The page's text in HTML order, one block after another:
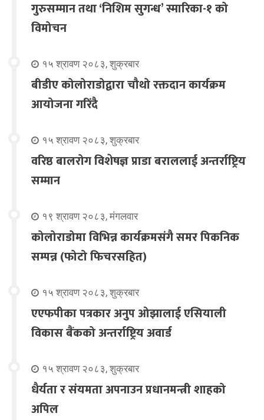
गुरुसम्मान तथा ‘निशिम सुगन्ध’ स्मारिका-१ को
विमोचन
१५ श्रावण २०८३, शुक्रबार
बीडीए कोलोराडोद्वारा चौथो रक्तदान कार्यक्रम
आयोजना गरिंदै
१५ श्रावण २०८३, शुक्रबार
वरिष्ठ बालरोग विशेषज्ञ प्राडा बराललाई अन्तर्राष्ट्रिय
सम्मान
१९ श्रावण २०८३, मंगलवार
कोलोराडोमा विभिन्न कार्यक्रमसंगै समर पिकनिक
सम्पन्न (फोटो फिचरसहित)
१५ श्रावण २०८३, शुक्रबार
एएफपीका पत्रकार अनुप ओझालाई एसियाली
विकास बैंकको अन्तर्राष्ट्रिय अवार्ड
१५ श्रावण २०८३, शुक्रबार
धैर्यता र संयमता अपनाउन प्रधानमन्त्री शाहको
अपिल